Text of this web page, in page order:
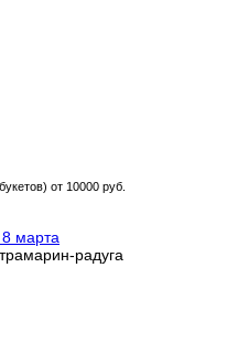
от 10000 руб.
марта
радуга